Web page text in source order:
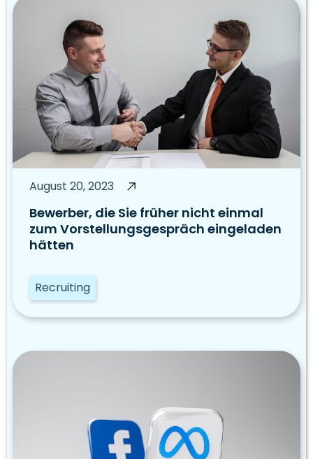
August 20, 2023
Bewerber, die Sie früher nicht einmal
zum Vorstellungsgespräch eingeladen
hätten
Recruiting